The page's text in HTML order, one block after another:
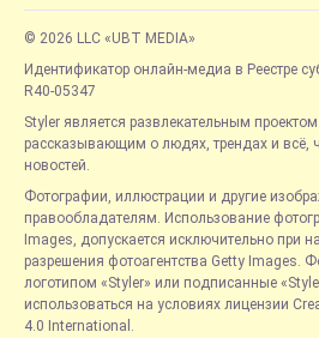
© 2026 LLC «UBT MEDIA»
Идентификатор онлайн-медиа в Реестре
R40-05347
Styler является развлекательным
рассказывающим о людях, трендах и всё,
новостей.
Фотографии, иллюстрации и другие
правообладателям. Использование
Images, допускается исключительно при
разрешения фотоагентства Getty Images.
логотипом «Styler» или подписанные
использоваться на условиях лицензии
4.0 International.